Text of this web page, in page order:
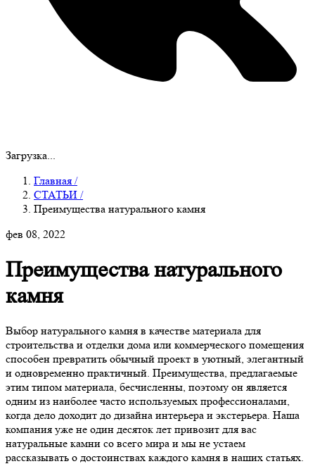
Загрузка...
Главная /
СТАТЬИ /
Преимущества натурального камня
фев 08, 2022
Преимущества натурального
камня
Выбор натурального камня в качестве материала для
строительства и отделки дома или коммерческого помещения
способен превратить обычный проект в уютный, элегантный
и одновременно практичный. Преимущества, предлагаемые
этим типом материала, бесчисленны, поэтому он является
одним из наиболее часто используемых профессионалами,
когда дело доходит до дизайна интерьера и экстерьера. Наша
компания уже не один десяток лет привозит для вас
натуральные камни со всего мира и мы не устаем
рассказывать о достоинствах каждого камня в наших статьях.